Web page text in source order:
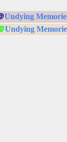
Undying
Undying